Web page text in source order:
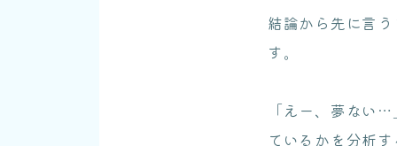
結論から先に言
す。
「えー、夢ない
ているかを分析